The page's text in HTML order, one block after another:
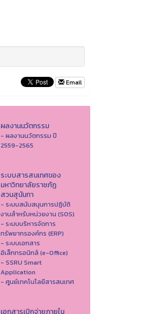
Email
ผลงานนวัตกรรม
- ผลงานนวัตกรรม ปี
2559-2565
ระบบสารสนเทศของ
มหาวิทยาลัยราชภัฏ
สวนสุนันทา
- ระบบสนับสนุนการปฏิบัติ
งานสำหรับหน่วยงาน (SOS)
- ระบบบริหารจัดการ
ทรัพยากรองค์กร (ERP)
- ระบบเอกสาร
อิเล็กทรอนิกส์ (e-Office)
- SSRU Smart
Application
- ศูนย์เทคโนโลยีสารสนเทศ
เอกสารเบิกจ่ายภายใน